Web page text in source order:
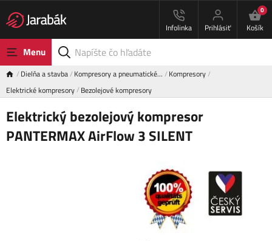
Infolinka Prihlásiť
0
Košík
Menu
Dielňa a stavba Kompresory a pneumatické…
Kompresory
Elektrické kompresory Bezolejové kompresory
Elektrický bezolejový kompresor
PANTERMAX AirFlow 3 SILENT